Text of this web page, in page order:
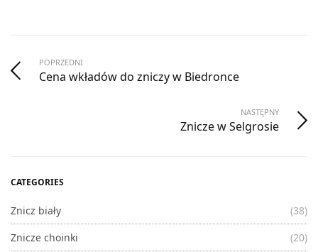
POPRZEDNI
Cena wkładów do zniczy w Biedronce
NASTĘPNY
Znicze w Selgrosie
CATEGORIES
Znicz biały
(38)
Znicze choinki
(20)